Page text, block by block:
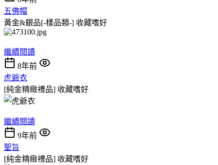
五佛帽
黃金&銀品[-樣品類-] 收藏嗜好
繼續閱讀
8年前
虎爺衣
[純金精緻禮品] 收藏嗜好
繼續閱讀
9年前
聖旨
[純金精緻禮品] 收藏嗜好